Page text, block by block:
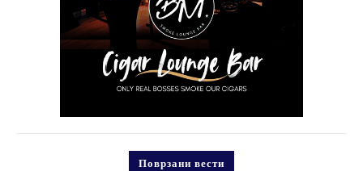
Поврзани вести